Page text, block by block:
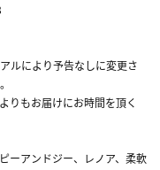
ルにより予告なしに変更さ
りもお届けにお時間を頂く
ーアンドジー、レノア、柔軟